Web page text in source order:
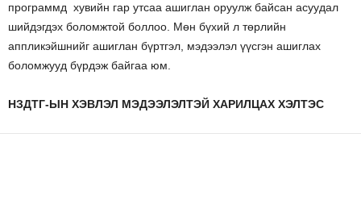
программд хувийн гар утсаа ашиглан оруулж байсан асуудал
шийдэгдэх боломжтой боллоо. Мөн бүхий л төрлийн
аппликэйшнийг ашиглан бүртгэл, мэдээлэл үүсгэн ашиглах
боломжууд бүрдэж байгаа юм.
НЗДТГ-ЫН ХЭВЛЭЛ МЭДЭЭЛЭЛТЭЙ ХАРИЛЦАХ ХЭЛТЭС